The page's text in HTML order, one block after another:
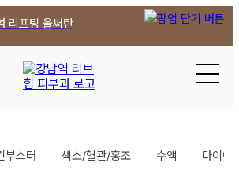
과 리브힙의원 | 턱/측
리프팅 울써탄
부스터 색소/혈관/홍조 수액 다이어